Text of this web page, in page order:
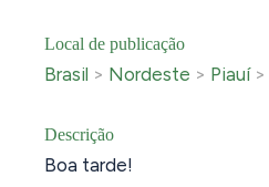
Local de publicação
Brasil > Nordeste > Piauí>
Descrição
Boa tarde!